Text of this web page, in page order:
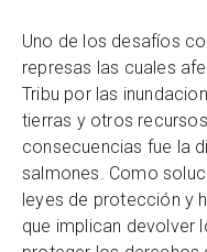
Uno de los desafíos
represas las cuales
Tribu por las
tierras y otros
consecuencias fue la
salmones. Como
leyes de protección y
que implican devolver